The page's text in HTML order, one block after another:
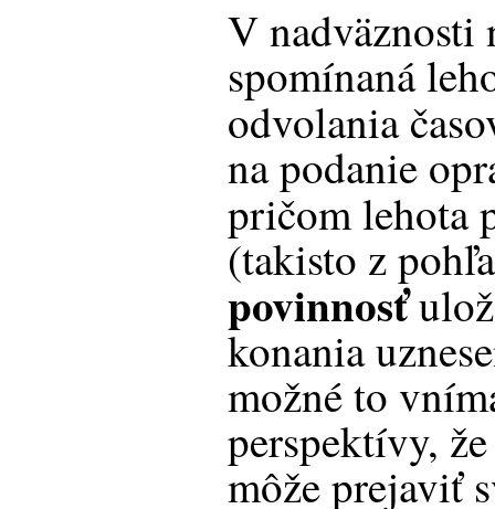
V nadväznosti
spomínaná
odvolania
na podanie
pričom lehota
(takisto z
povinnosť
konania
možné to
perspektívy,
môže prejaviť